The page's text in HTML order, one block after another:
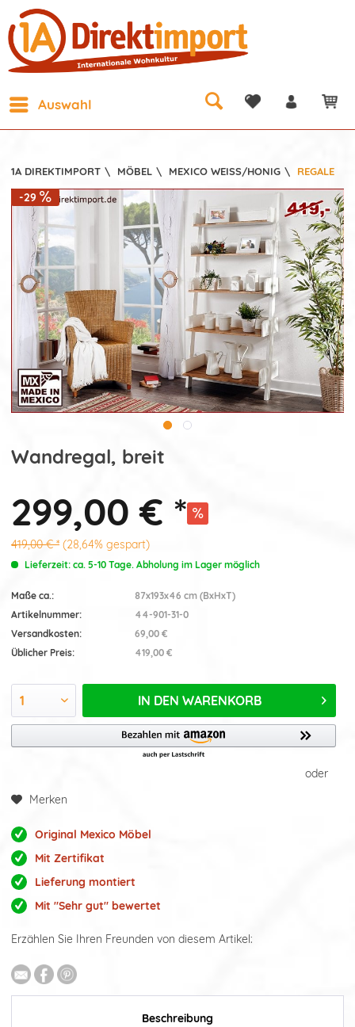
Auswahl
1A DIREKTIMPORT \ MÖBEL \ MEXICO WEISS/HONIG \ REGALE
-29
Wandregal, breit
299,00 € *
419,00 € * (28,64% gespart)
Lieferzeit: ca. 5-10 Tage. Abholung im Lager möglich
Maße ca.:
87x193x46 cm (BxHxT)
Artikelnummer:
44-901-31-0
Versandkosten:
69,00 €
Üblicher Preis:
419,00 €
IN DEN WARENKORB
oder
Merken
Original Mexico Möbel
Mit Zertifikat
Lieferung montiert
Mit "Sehr gut" bewertet
Erzählen Sie Ihren Freunden von diesem Artikel:
Beschreibung